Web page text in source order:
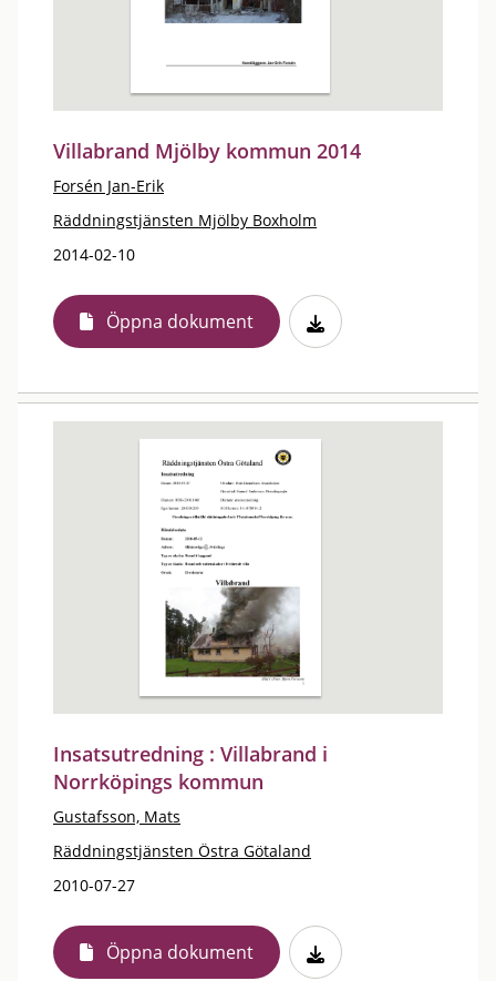
Villabrand Mjölby kommun 2014
Forsén Jan-Erik
Räddningstjänsten Mjölby Boxholm
2014-02-10
Öppna dokument
Insatsutredning : Villabrand i
Norrköpings kommun
Gustafsson, Mats
Räddningstjänsten Östra Götaland
2010-07-27
Öppna dokument